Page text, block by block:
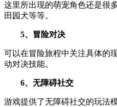
这里所出现的萌宠角色还是很
田园犬等等。
5、冒险对决
可以在冒险旅程中关注具体的
动对决技能。
6、无障碍社交
游戏提供了无障碍社交的玩法